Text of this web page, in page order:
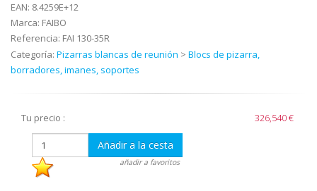
EAN: 8.4259E+12
Marca: FAIBO
Referencia: FAI 130-35R
Categoría: Pizarras blancas de reunión > Blocs de pizarra,
borradores, imanes, soportes
Tu precio : 326,540 €
Añadir a la cesta
añadir a favoritos